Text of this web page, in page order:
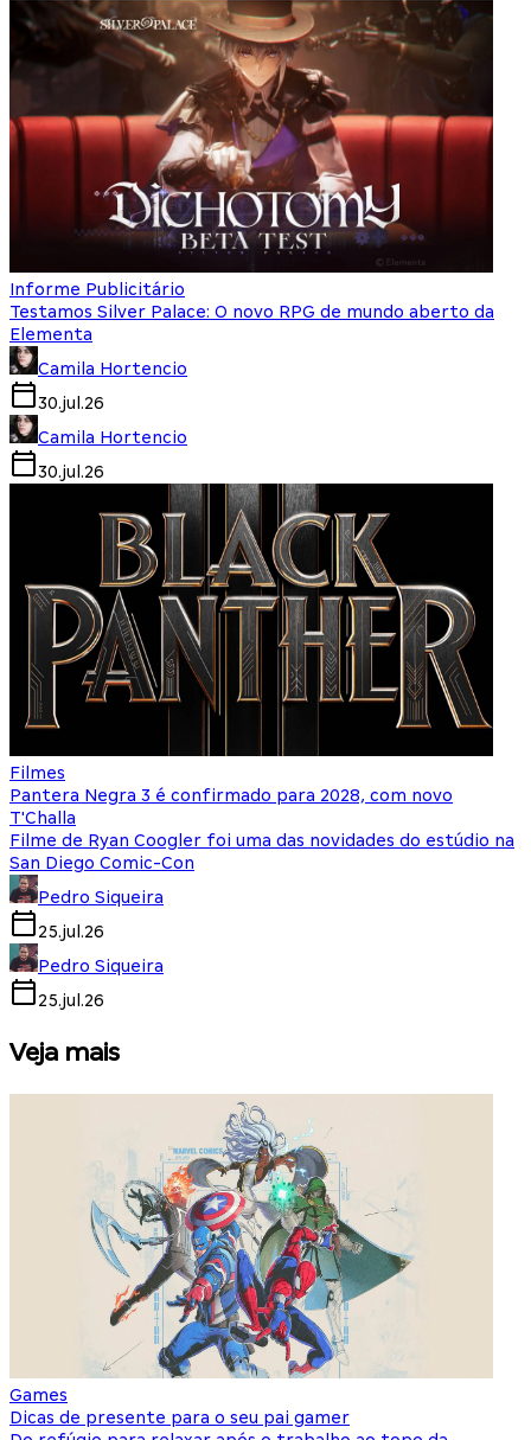
Informe Publicitário
Testamos Silver Palace: O novo RPG de mundo aberto da
Elementa
Camila Hortencio
30.jul.26
Camila Hortencio
30.jul.26
Filmes
Pantera Negra 3 é confirmado para 2028, com novo
T'Challa
Filme de Ryan Coogler foi uma das novidades do estúdio na
San Diego Comic-Con
Pedro Siqueira
25.jul.26
Pedro Siqueira
25.jul.26
Veja mais
Games
Dicas de presente para o seu pai gamer